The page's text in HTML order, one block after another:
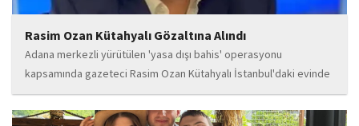
Rasim Ozan Kütahyalı Gözaltına Alındı
Adana merkezli yürütülen 'yasa dışı bahis' operasyonu
kapsamında gazeteci Rasim Ozan Kütahyalı İstanbul'daki evinde
gözaltına alındı.